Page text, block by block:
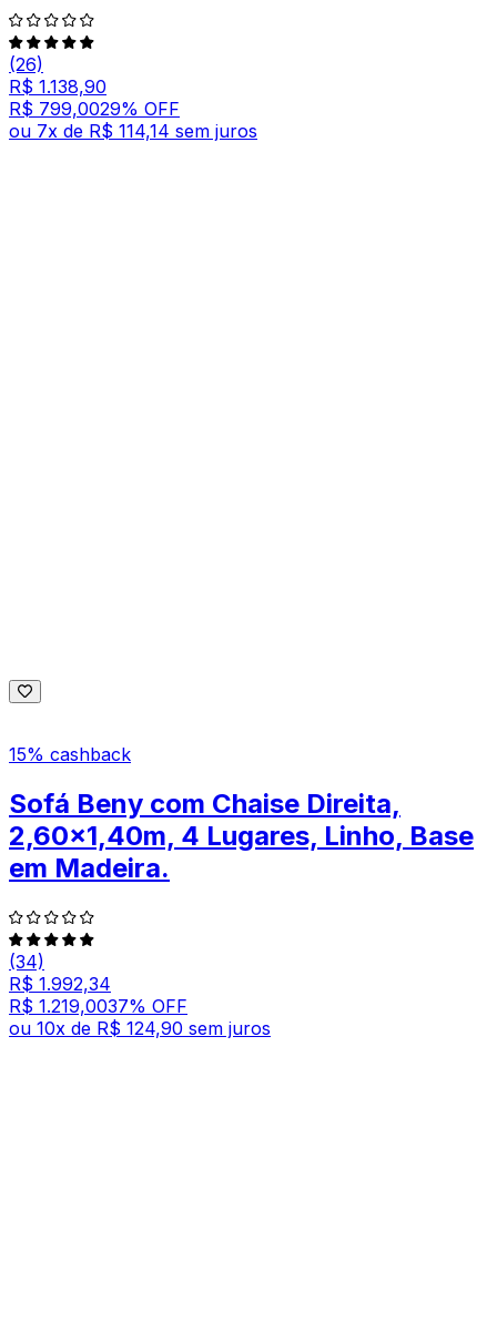
(26)
R$ 1.138,90
R$ 799,0029% OFF
ou 7x de R$ 114,14 sem juros
15% cashback
Sofá Beny com Chaise Direita,
2,60x1,40m, 4 Lugares, Linho, Base
em Madeira.
(34)
R$ 1.992,34
R$ 1.219,0037% OFF
ou 10x de R$ 124,90 sem juros